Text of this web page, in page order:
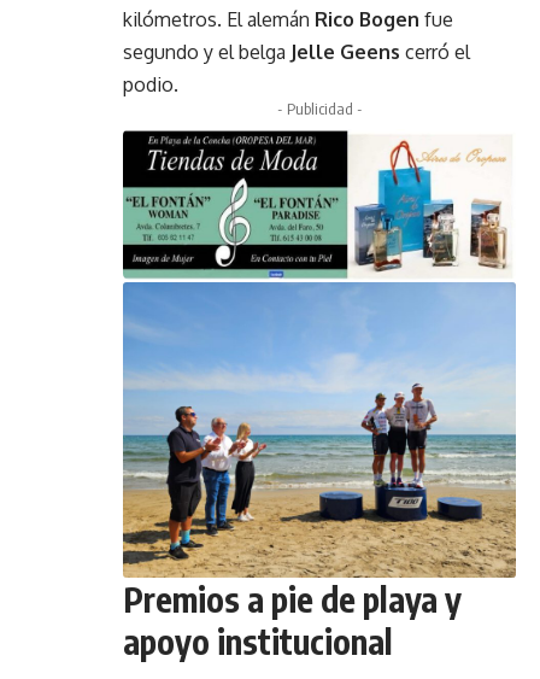
kilómetros. El alemán Rico Bogen fue
segundo y el belga Jelle Geens cerró el
podio.
- Publicidad -
Premios a pie de playa y
apoyo institucional